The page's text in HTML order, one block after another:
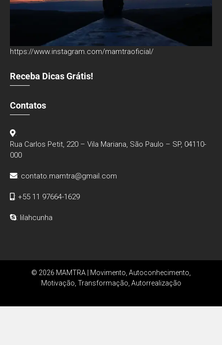
https://www.instagram.com/mamtraoficial/
Receba Dicas Grátis!
Contatos
:
Rua Carlos Petit, 220 – Vila Mariana, São Paulo – SP, 04110-
000
: contato.mamtra@gmail.com
: +55 11 97664-1629
: lilahcunha
© 2026 MAMTRA | Movimento, Autoconhecimento,
Motivação, Transformação, Autorrealização